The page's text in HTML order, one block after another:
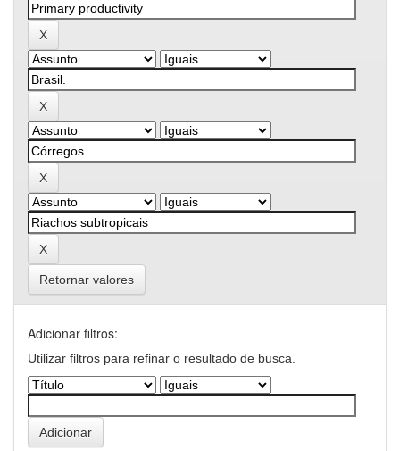
Retornar valores
Adicionar filtros:
Utilizar filtros para refinar o resultado de busca.